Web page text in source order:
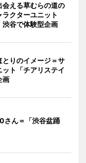
える草むらの道の
クターユニット
渋谷で体験型企画
りのイメージ＝サ
ト「チアリステイ
画
さん＝「渋谷盆踊